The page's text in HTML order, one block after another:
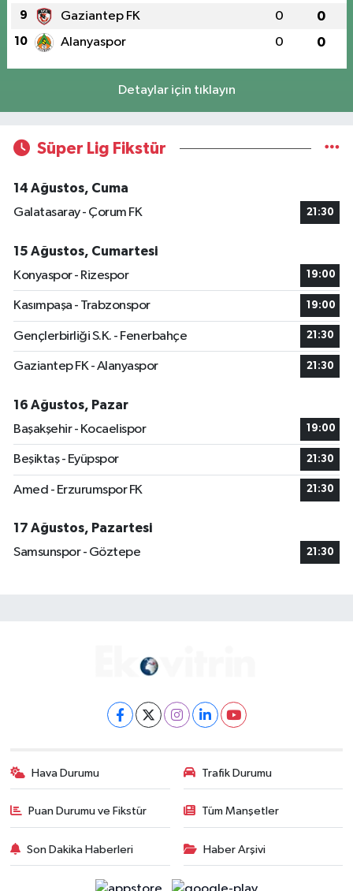
9 Gaziantep FK 0 0
10 Alanyaspor 0 0
Detaylar için tıklayın
Süper Lig Fikstür
14 Ağustos, Cuma
Galatasaray - Çorum FK
21:30
15 Ağustos, Cumartesi
Konyaspor - Rizespor
19:00
Kasımpaşa - Trabzonspor 19:00
Gençlerbirliği S.K. - Fenerbahçe 21:30
Gaziantep FK - Alanyaspor 21:30
16 Ağustos, Pazar
Başakşehir - Kocaelispor
19:00
Beşiktaş - Eyüpspor 21:30
Amed - Erzurumspor FK 21:30
17 Ağustos, Pazartesi
Samsunspor - Göztepe
21:30
Hava Durumu Trafik Durumu
Puan Durumu ve Fikstür Tüm Manşetler
Son Dakika Haberleri Haber Arşivi